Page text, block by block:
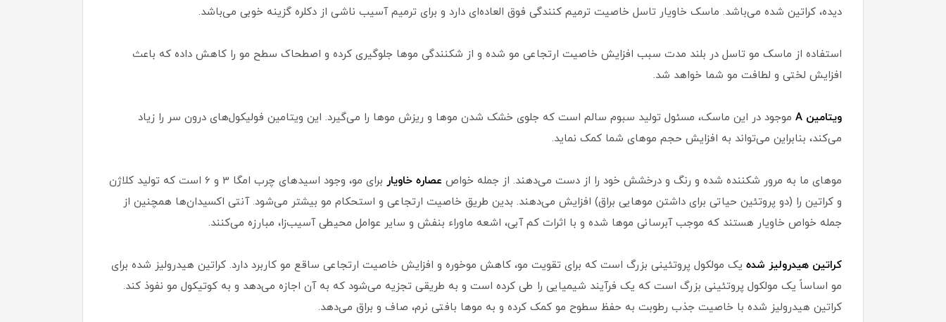
دیده، کراتین شده می‌باشد. ماسک خاویار تاسل خاصیت ترمیم کنندگی فوق العاده‌ای دارد و برای ترمیم آسیب ناشی از دکلره گزینه خوبی می‌باشد.
استفاده از ماسک مو تاسل در بلند مدت سبب افزایش خاصیت ارتجاعی مو شده و از شکنندگی موها جلوگیری کرده و اصطحاک سطح مو را کاهش داده که باعث
افزایش لختی و لطافت مو شما خواهد شد.
ویتامین A
موجود در این ماسک، مسئول تولید سبوم سالم است که جلوی خشک شدن موها و ریزش موها را می‌گیرد. این ویتامین فولیکول‌های درون سر را زیاد
می‌کند، بنابراین می‌تواند به افزایش حجم موهای شما کمک نماید.
موهای ما به مرور شکننده شده و رنگ و درخشش خود را از دست می‌دهند. از جمله خواص عصاره خاویار
برای مو، وجود اسیدهای چرب امگا 3 و 6 است که تولید کلاژن
و کراتین را (دو پروتئین حیاتی برای داشتن موهایی براق) افزایش می‌دهند. بدین طریق خاصیت ارتجاعی و استحکام مو بیشتر می‌شود. آنتی اکسیدان‌ها همچنین از
جمله خواص خاویار هستند که موجب آبرسانی موها شده و با اثرات کم آبی، اشعه ماوراء بنفش و سایر عوامل محیطی آسیب‌زا، مبارزه می‌کنند.
کراتین هیدرولیز شده یک مولکول پروتئینی بزرگ است که برای تقویت مو، کاهش موخوره و افزایش خاصیت ارتجاعی ساقع مو کاربرد دارد. کراتین هیدرولیز شده برای
مو اساساً یک مولکول پروتئینی بزرگ است که یک فرآیند شیمیایی را طی کرده است و به طریقی تجزیه می‌شود که به آن اجازه می‌دهد و به کوتیکول مو نفوذ کند.
کراتین هیدرولیز شده با خاصیت جذب رطوبت به حفظ سطوح مو کمک کرده و به موها بافتی نرم، صاف و براق می‌دهد.